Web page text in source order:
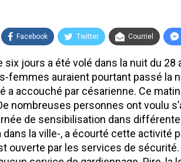
Facebook Twitter Courriel
six jours a été volé dans la nuit du
femmes auraient pourtant passé la
a accouché par césarienne. Ce
nombreuses personnes ont voulu
de sensibilisation dans
dans la ville-, a écourté cette activité
ouverte par les services de